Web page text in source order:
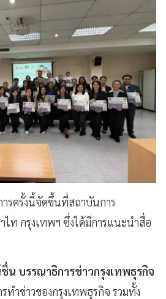
รครั้งนี้จัดขึ้นที่สถาบันการ
ท กรุงเทพฯ ซึ่งได้มีการแนะนำสื่อ
น บรรณาธิการข่าวกรุงเทพธุรกิจ
ำข่าวของกรุงเทพธุรกิจ รวมทั้ง